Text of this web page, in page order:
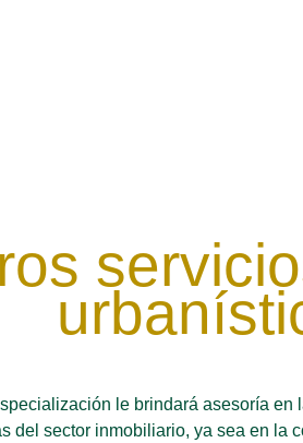
le brindará asesoría
del sector inmobiliario, ya sea en la